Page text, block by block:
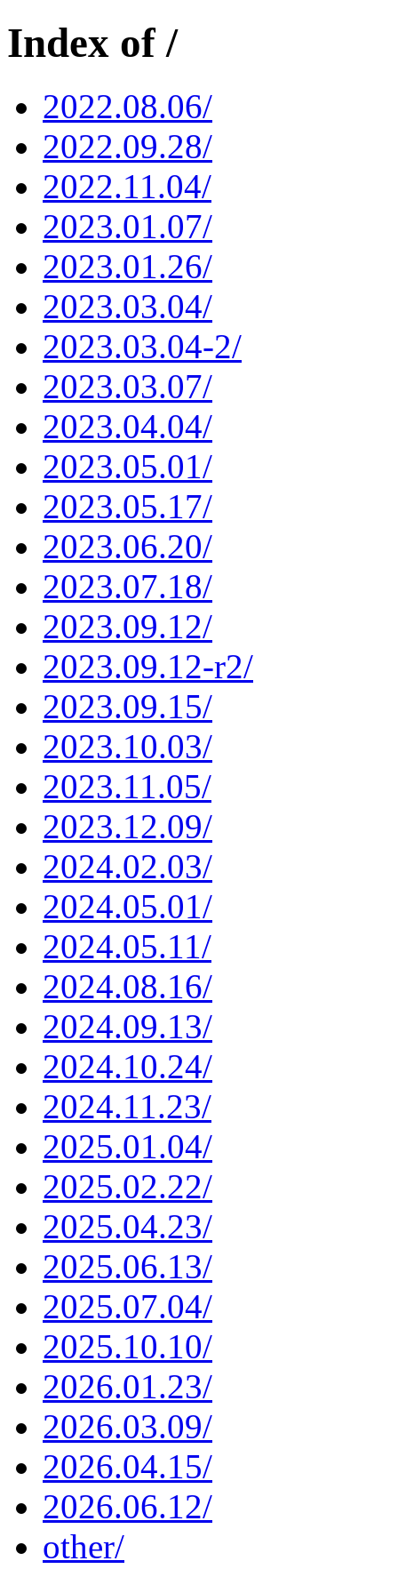
Index of /
2022.08.06/
2022.09.28/
2022.11.04/
2023.01.07/
2023.01.26/
2023.03.04/
2023.03.04-2/
2023.03.07/
2023.04.04/
2023.05.01/
2023.05.17/
2023.06.20/
2023.07.18/
2023.09.12/
2023.09.12-r2/
2023.09.15/
2023.10.03/
2023.11.05/
2023.12.09/
2024.02.03/
2024.05.01/
2024.05.11/
2024.08.16/
2024.09.13/
2024.10.24/
2024.11.23/
2025.01.04/
2025.02.22/
2025.04.23/
2025.06.13/
2025.07.04/
2025.10.10/
2026.01.23/
2026.03.09/
2026.04.15/
2026.06.12/
other/